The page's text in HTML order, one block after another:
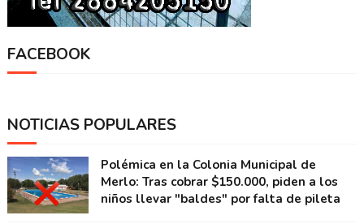
FACEBOOK
NOTICIAS POPULARES
Polémica en la Colonia Municipal de
Merlo: Tras cobrar $150.000, piden a los
niños llevar "baldes" por falta de pileta